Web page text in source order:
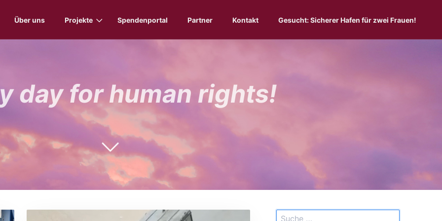
Über uns Projekte Spendenportal Partner Kontakt Gesucht: Sicherer Hafen für zwei Frauen!
day for human rights!